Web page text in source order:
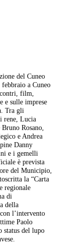
del Cuneo
a Cuneo
film,
e sulle imprese
Tra gli
rene, Lucia
Rosano,
e Andrea
Danny
e i gemelli
è prevista
del Municipio,
la “Carta
regionale
di
della
l’intervento
Paolo
status del lupo